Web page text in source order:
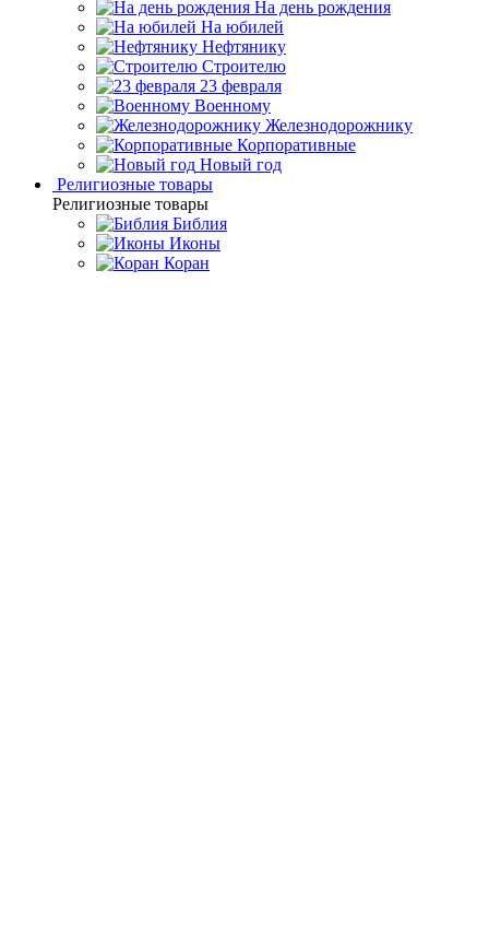
На день рождения
На юбилей
Нефтянику
Строителю
23 февраля
Военному
Железнодорожнику
Корпоративные
Новый год
Религиозные товары
Религиозные товары
Библия
Иконы
Коран